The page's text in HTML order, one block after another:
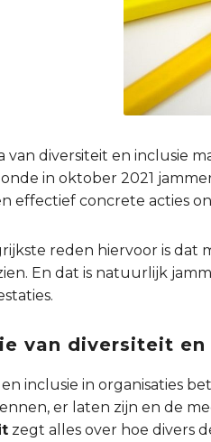
van diversiteit en inclusie
in oktober 2021
effectief concrete acties
reden hiervoor is dat
En dat is natuurlijk
van diversiteit
inclusie in organisaties
er laten zijn en de
zegt alles over hoe divers